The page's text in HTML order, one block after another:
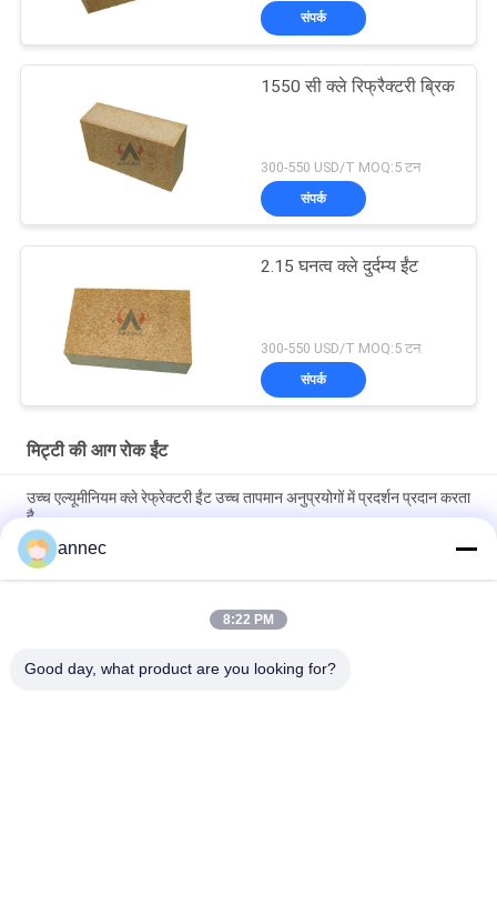
संपर्क
1550 सी क्ले रिफ्रैक्टरी ब्रिक
300-550 USD/T MOQ:5 टन
संपर्क
2.15 घनत्व क्ले दुर्दम्य ईंट
300-550 USD/T MOQ:5 टन
संपर्क
मिट्टी की आग रोक ईंट
उच्च एल्यूमीनियम क्ले रेफ्रेक्टरी ईंट उच्च तापमान अनुप्रयोगों में प्रदर्शन प्रदान करता
है
1350C क्रिक रेट अग्निरोधी मिट्टी की ईंटें कठोर वातावरण में थर्मल इन्सुलेशन के लिए
आदर्श
2.1-2.2 बल्क घनत्व मिट्टी अग्निरोधक ईंट मजबूत और टिकाऊ संरचनाओं के लिए
annec
8:22 PM
Good day, what product are you looking for?